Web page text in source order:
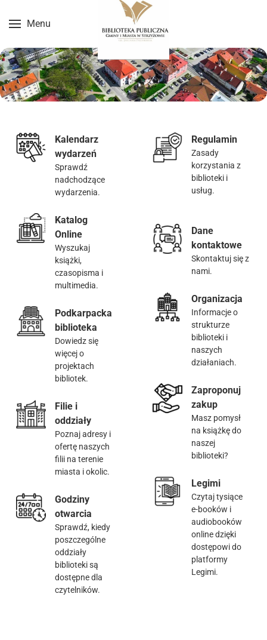
Przejdź do treści głównej
Menu
Kalendarz
wydarzeń
Sprawdź
nadchodzące
wydarzenia.
Katalog
Online
Wyszukaj
książki,
czasopisma i
multimedia.
Podkarpacka
biblioteka
Dowiedz się
więcej o
projektach
bibliotek.
Filie i
oddziały
Poznaj adresy i
ofertę naszych
filii na terenie
miasta i okolic.
Godziny
otwarcia
Sprawdź, kiedy
poszczególne
oddziały
biblioteki są
dostępne dla
czytelników.
Regulamin
Zasady
korzystania z
biblioteki i
usług.
Dane
kontaktowe
Skontaktuj się z
nami.
Organizacja
Informacje o
strukturze
biblioteki i
naszych
działaniach.
Zaproponuj
zakup
Masz pomysł
na książkę do
naszej
biblioteki?
Legimi
Czytaj tysiące
e-booków i
audiobooków
online dzięki
dostępowi do
platformy
Legimi.